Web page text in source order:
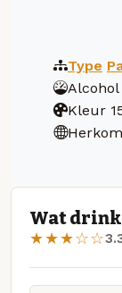
Type
Alcohol
Kleur
Wat
★★★☆☆